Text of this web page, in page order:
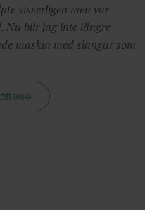
visserligen men var
Nu blir jag inte längre
maskin med slangar som